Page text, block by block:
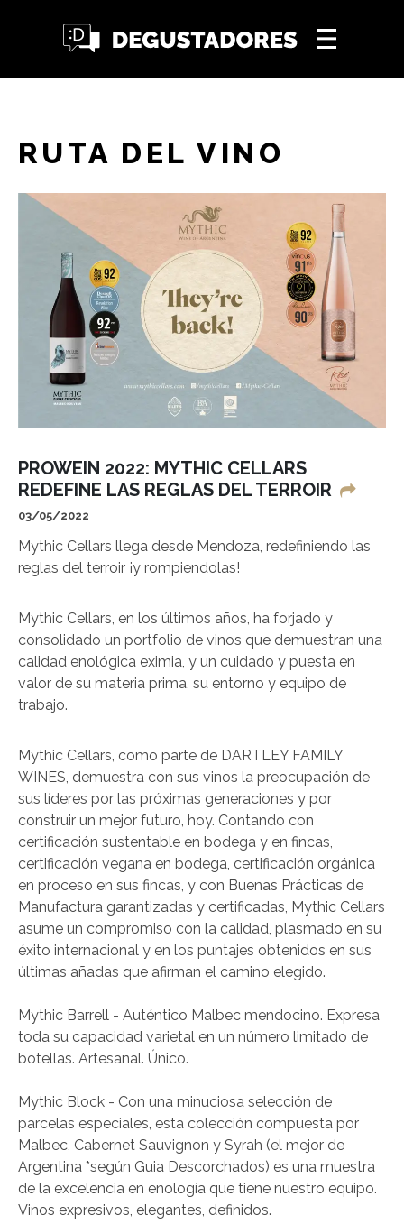
RUTA DEL VINO
PROWEIN 2022: MYTHIC CELLARS
REDEFINE LAS REGLAS DEL TERROIR
03/05/2022
Mythic Cellars llega desde Mendoza, redefiniendo las
reglas del terroir ¡y rompiendolas!
Mythic Cellars, en los últimos años, ha forjado y
consolidado un portfolio de vinos que demuestran una
calidad enológica eximia, y un cuidado y puesta en
valor de su materia prima, su entorno y equipo de
trabajo.
Mythic Cellars, como parte de DARTLEY FAMILY
WINES, demuestra con sus vinos la preocupación de
sus líderes por las próximas generaciones y por
construir un mejor futuro, hoy. Contando con
certificación sustentable en bodega y en fincas,
certificación vegana en bodega, certificación orgánica
en proceso en sus fincas, y con Buenas Prácticas de
Manufactura garantizadas y certificadas, Mythic Cellars
asume un compromiso con la calidad, plasmado en su
éxito internacional y en los puntajes obtenidos en sus
últimas añadas que afirman el camino elegido.
Mythic Barrell - Auténtico Malbec mendocino. Expresa
toda su capacidad varietal en un número limitado de
botellas. Artesanal. Único.
Mythic Block - Con una minuciosa selección de
parcelas especiales, esta colección compuesta por
Malbec, Cabernet Sauvignon y Syrah (el mejor de
Argentina *según Guia Descorchados) es una muestra
de la excelencia en enología que tiene nuestro equipo.
Vinos expresivos, elegantes, definidos.